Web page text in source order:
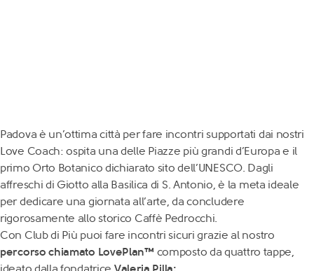
Padova è un’ottima città per fare incontri supportati dai nostri
Love Coach: ospita una delle Piazze più grandi d’Europa e il
primo Orto Botanico dichiarato sito dell’UNESCO. Dagli
affreschi di Giotto alla Basilica di S. Antonio, è la meta ideale
per dedicare una giornata all’arte, da concludere
rigorosamente allo storico Caffè Pedrocchi.
Con Club di Più puoi fare incontri sicuri grazie al nostro
percorso chiamato LovePlan™ composto da quattro tappe,